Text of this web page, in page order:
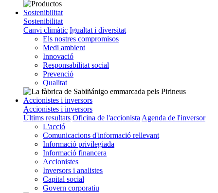
Sostenibilitat
Sostenibilitat
Canvi climàtic Igualtat i diversitat
Els nostres compromisos
Medi ambient
Innovació
Responsabilitat social
Prevenció
Qualitat
Accionistes i inversors
Accionistes i inversors
Últims resultats Oficina de l'accionista Agenda de l'inversor
L'acció
Comunicacions d'informació rellevant
Informació privilegiada
Informació financera
Accionistes
Inversors i analistes
Capital social
Govern corporatiu